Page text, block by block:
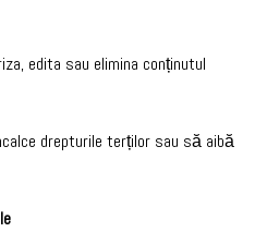
edita sau elimina conținutul
drepturile terților sau să aibă